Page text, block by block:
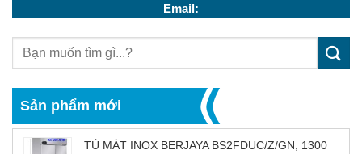
Email:
Sản phẩm mới
TỦ MÁT INOX BERJAYA BS2FDUC/Z/GN, 1300